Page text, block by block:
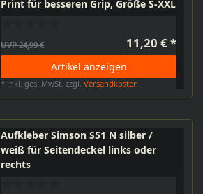
Print für besseren Grip, Größe S-XXL
UVP 24,99 € 11,20 € *
Artikel anzeigen
* inkl. ges. MwSt. zzgl.Versandkosten
Aufkleber Simson S51 N silber /
weiß für Seitendeckel links oder
rechts